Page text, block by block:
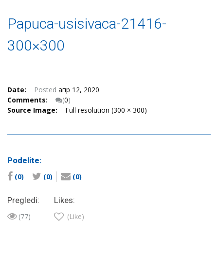
Papuca-usisivaca-21416-
300×300
Date: Posted апр 12, 2020
Comments:
(0)
Source Image:
Full resolution (300 × 300)
Podelite:
(0) (0) (0)
Pregledi:
(77)
Likes:
(Like)